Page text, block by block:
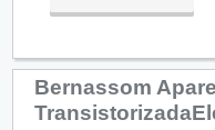
Bernassom